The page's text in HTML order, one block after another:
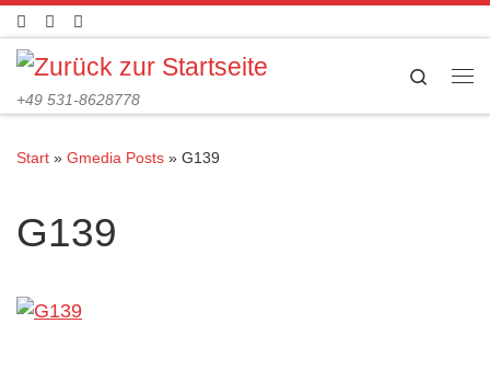
Zum Inhalt springen
+49 531-8628778
Search
Start » Gmedia Posts » G139
G139